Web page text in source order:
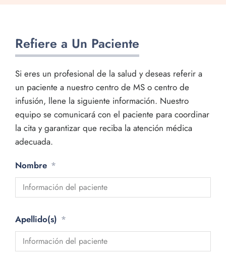
Refiere a Un Paciente
Si eres un profesional de la salud y deseas referir a
un paciente a nuestro centro de MS o centro de
infusión, llene la siguiente información. Nuestro
equipo se comunicará con el paciente para coordinar
la cita y garantizar que reciba la atención médica
adecuada.
Nombre
Apellido(s)